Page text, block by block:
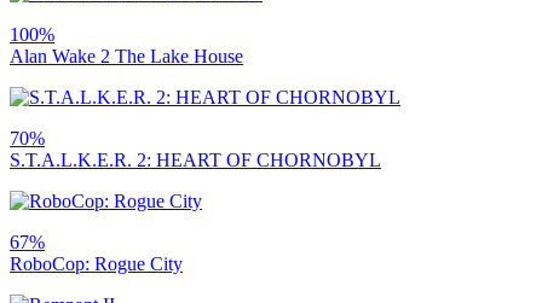
100%
Alan Wake 2 The Lake House
70%
S.T.A.L.K.E.R. 2: HEART OF CHORNOBYL
67%
RoboCop: Rogue City